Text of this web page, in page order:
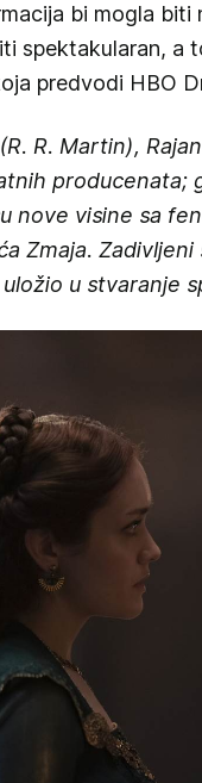
bi mogla biti
spektakularan, a
predvodi HBO
R. Martin),
producenata;
nove visine sa
Zmaja.
u stvaranje